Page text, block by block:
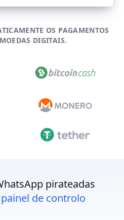
OS PAGAMENTOS
DIGITAIS.
pirateadas
de controlo